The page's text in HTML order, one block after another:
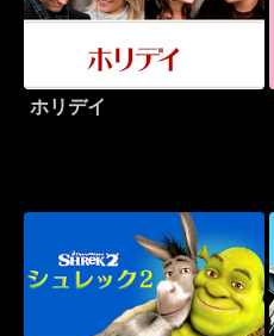
ホリデイ